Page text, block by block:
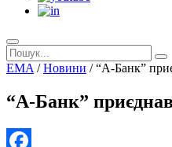
EMA /Новини /“А-Банк”
“А-Банк”